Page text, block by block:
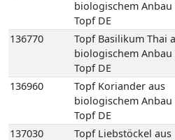
Topf Koriander aus
biologischem Anbau 1
Topf DE
Topf Liebstöckel aus
biologischem Anbau 1
Topf DE
Topf Minze Maroc
biologischem Anbau 1
Topf DE